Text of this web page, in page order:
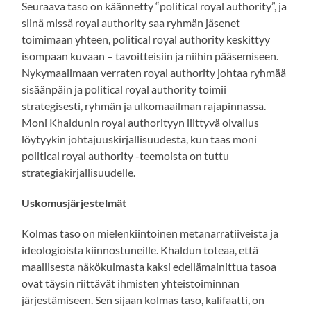
Seuraava taso on käännetty “political royal authority”, ja
siinä missä royal authority saa ryhmän jäsenet
toimimaan yhteen, political royal authority keskittyy
isompaan kuvaan – tavoitteisiin ja niihin pääsemiseen.
Nykymaailmaan verraten royal authority johtaa ryhmää
sisäänpäin ja political royal authority toimii
strategisesti, ryhmän ja ulkomaailman rajapinnassa.
Moni Khaldunin royal authorityyn liittyvä oivallus
löytyykin johtajuuskirjallisuudesta, kun taas moni
political royal authority -teemoista on tuttu
strategiakirjallisuudelle.
Uskomusjärjestelmät
Kolmas taso on mielenkiintoinen metanarratiiveista ja
ideologioista kiinnostuneille. Khaldun toteaa, että
maallisesta näkökulmasta kaksi edellämainittua tasoa
ovat täysin riittävät ihmisten yhteistoiminnan
järjestämiseen. Sen sijaan kolmas taso, kalifaatti, on